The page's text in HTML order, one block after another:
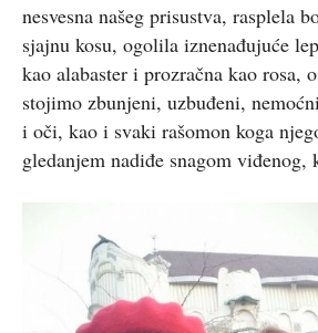
nesvesna našeg prisustva, rasplela
sjajnu kosu, ogolila iznenađujuće
kao alabaster i prozračna kao rosa,
stojimo zbunjeni, uzbuđeni,
i oči, kao i svaki rašomon koga
gledanjem nadiđe snagom viđenog,